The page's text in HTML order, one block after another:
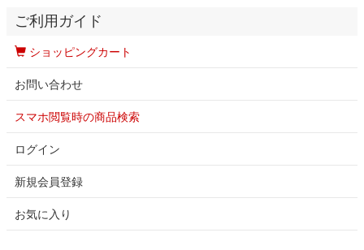
ご利用ガイド
ショッピングカート
お問い合わせ
スマホ閲覧時の商品検索
ログイン
新規会員登録
お気に入り